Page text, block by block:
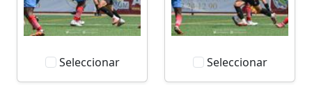
Seleccionar Seleccionar